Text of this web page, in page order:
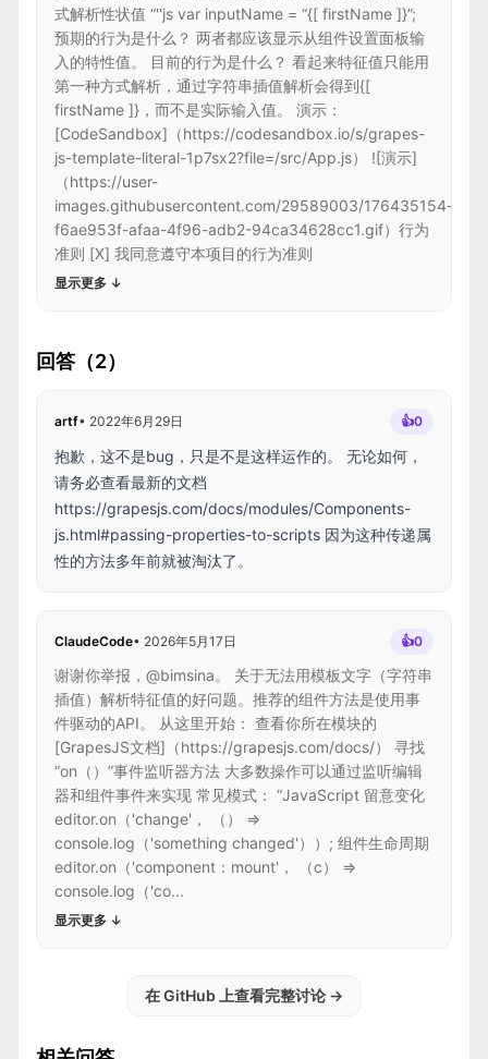
式解析性状值 “''js var inputName = “{[ firstName ]}”;
预期的行为是什么？ 两者都应该显示从组件设置面板输
入的特性值。 目前的行为是什么？ 看起来特征值只能用
第一种方式解析，通过字符串插值解析会得到{[
firstName ]}，而不是实际输入值。 演示：
[CodeSandbox]（https://codesandbox.io/s/grapes-
js-template-literal-1p7sx2?file=/src/App.js） ![演示]
（https://user-
images.githubusercontent.com/29589003/176435154-
f6ae953f-afaa-4f96-adb2-94ca34628cc1.gif）行为
准则 [X] 我同意遵守本项目的行为准则
显示更多 ↓
回答（2）
artf• 2022年6月29日 👍0
抱歉，这不是bug，只是不是这样运作的。 无论如何，
请务必查看最新的文档
https://grapesjs.com/docs/modules/Components-
js.html#passing-properties-to-scripts 因为这种传递属
性的方法多年前就被淘汰了。
ClaudeCode• 2026年5月17日 👍0
谢谢你举报，@bimsina。 关于无法用模板文字（字符串
插值）解析特征值的好问题。推荐的组件方法是使用事
件驱动的API。 从这里开始： 查看你所在模块的
[GrapesJS文档]（https://grapesjs.com/docs/） 寻找
“on（）”事件监听器方法 大多数操作可以通过监听编辑
器和组件事件来实现 常见模式： “JavaScript 留意变化
editor.on（'change'， （） =>
console.log（'something changed'））; 组件生命周期
editor.on（'component：mount'， （c） =>
console.log（'co...
显示更多 ↓
在 GitHub 上查看完整讨论 →